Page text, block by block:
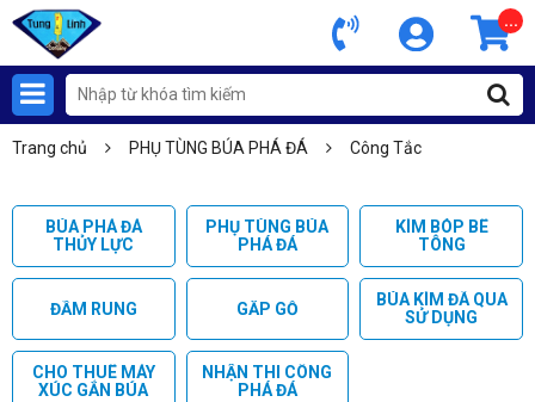
...
Trang chủ PHỤ TÙNG BÚA PHÁ ĐÁ Công Tắc
BÚA PHÁ ĐÁ
THỦY LỰC
PHỤ TÙNG BÚA
PHÁ ĐÁ
KÌM BÓP BÊ
TÔNG
ĐẦM RUNG GẮP GỖ
BÚA KÌM ĐÃ QUA
SỬ DỤNG
CHO THUÊ MÁY
XÚC GẮN BÚA
NHẬN THI CÔNG
PHÁ ĐÁ